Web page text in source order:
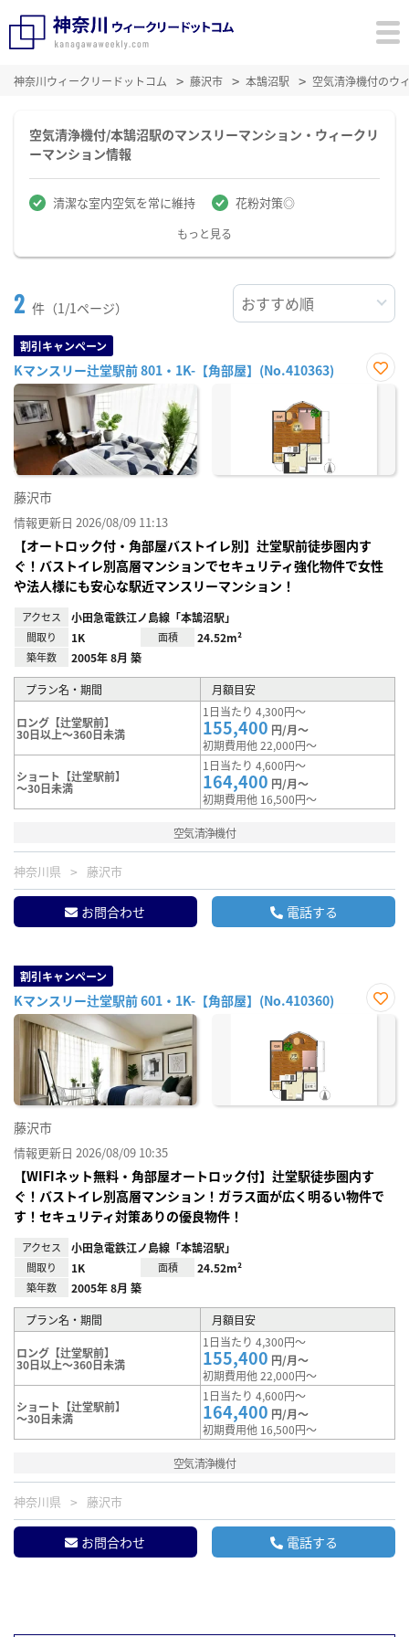
神奈川ウィークリードットコム 藤沢市 本鵠沼駅 空気清浄機付のウ
空気清浄機付/本鵠沼駅のマンスリーマンション・ウィークリ
ーマンション情報
清潔な室内空気を常に維持 花粉対策◎
もっと見る
2 件（1/1ページ）
割引キャンペーン
Kマンスリー辻堂駅前 801・1K-【角部屋】(No.410363)
お気
藤沢市
情報更新日 2026/08/09 11:13
【オートロック付・角部屋バストイレ別】辻堂駅前徒歩圏内す
ぐ！バストイレ別高層マンションでセキュリティ強化物件で女性
や法人様にも安心な駅近マンスリーマンション！
アクセス 小田急電鉄江ノ島線「本鵠沼駅」
間取り 1K 面積 24.52m²
築年数 2005年 8月 築
プラン名・期間 月額目安
ロング【辻堂駅前】
30日以上～360日未満
1日当たり 4,300円～
155,400 円/月～
初期費用他 22,000円～
ショート【辻堂駅前】
～30日未満
1日当たり 4,600円～
164,400 円/月～
初期費用他 16,500円～
空気清浄機付
神奈川県 藤沢市
お問合わせ 電話する
割引キャンペーン
Kマンスリー辻堂駅前 601・1K-【角部屋】(No.410360)
お気
藤沢市
情報更新日 2026/08/09 10:35
【WIFIネット無料・角部屋オートロック付】辻堂駅徒歩圏内す
ぐ！バストイレ別高層マンション！ガラス面が広く明るい物件で
す！セキュリティ対策ありの優良物件！
アクセス 小田急電鉄江ノ島線「本鵠沼駅」
間取り 1K 面積 24.52m²
築年数 2005年 8月 築
プラン名・期間 月額目安
ロング【辻堂駅前】
30日以上～360日未満
1日当たり 4,300円～
155,400 円/月～
初期費用他 22,000円～
ショート【辻堂駅前】
～30日未満
1日当たり 4,600円～
164,400 円/月～
初期費用他 16,500円～
空気清浄機付
神奈川県 藤沢市
お問合わせ 電話する